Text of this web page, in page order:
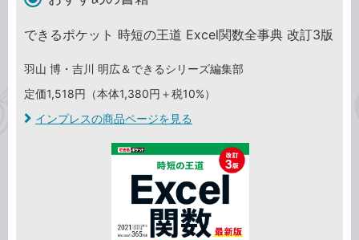
できるポケット 時短の王道 Excel関数全事典 改訂3版
羽山 博・吉川 明広＆できるシリーズ編集部
定価1,518円（本体1,380円＋税10%）
インプレスの商品ページを見る